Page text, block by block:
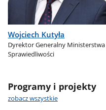
Wojciech Kutyła
Dyrektor Generalny Ministerstwa
Sprawiedliwości
Programy i projekty
zobacz wszystkie